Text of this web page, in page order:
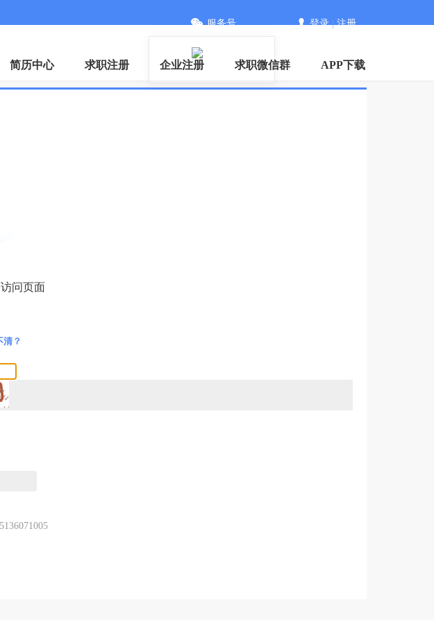
服务号 登录|注册
简历中心 求职注册 企业注册 求职微信群 APP下载
问页面
清？